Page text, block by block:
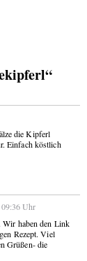
die Kipferl
Einfach köstlich
Uhr
haben den Link
Rezept. Viel
Grüßen- die